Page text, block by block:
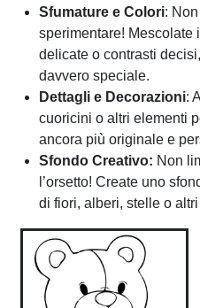
Sfumature e Colori:
sperimentare! Mescolate
delicate o contrasti
davvero speciale.
Dettagli e Decorazioni:
cuoricini o altri elementi
ancora più originale e
Sfondo Creativo: Non
l’orsetto! Create uno
di fiori, alberi, stelle o